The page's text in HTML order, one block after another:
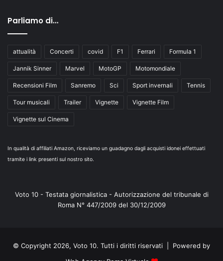
Parliamo di…
attualità Concerti covid F1 Ferrari Formula 1
Jannik Sinner Marvel MotoGP Motomondiale
Recensioni Film Sanremo Sci Sport invernali Tennis
Tour musicali Trailer Vignette Vignette Film
Vignette sul Cinema
In qualità di affiliati Amazon, riceviamo un guadagno dagli acquisti idonei effettuati
tramite i link presenti sul nostro sito.
Voto 10 - Testata giornalistica - Autorizzazione del tribunale di
Roma N° 447/2009 del 30/12/2009
© Copyright 2026, Voto 10. Tutti i diritti riservati | Powered by